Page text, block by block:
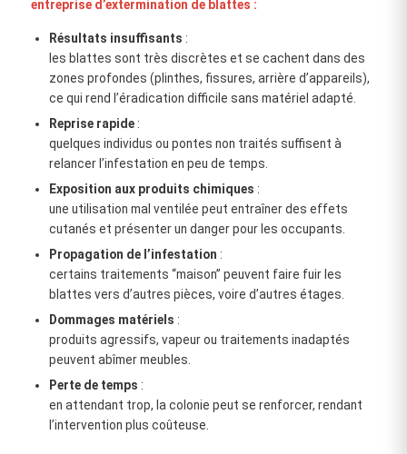
entreprise d’extermination de blattes :
Résultats insuffisants :
les blattes sont très discrètes et se cachent dans des
zones profondes (plinthes, fissures, arrière d’appareils),
ce qui rend l’éradication difficile sans matériel adapté.
Reprise rapide :
quelques individus ou pontes non traités suffisent à
relancer l’infestation en peu de temps.
Exposition aux produits chimiques :
une utilisation mal ventilée peut entraîner des effets
cutanés et présenter un danger pour les occupants.
Propagation de l’infestation :
certains traitements “maison” peuvent faire fuir les
blattes vers d’autres pièces, voire d’autres étages.
Dommages matériels :
produits agressifs, vapeur ou traitements inadaptés
peuvent abîmer meubles.
Perte de temps :
en attendant trop, la colonie peut se renforcer, rendant
l’intervention plus coûteuse.